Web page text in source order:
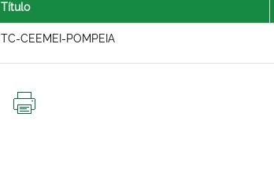
Título
TC-CEEMEI-POMPEIA